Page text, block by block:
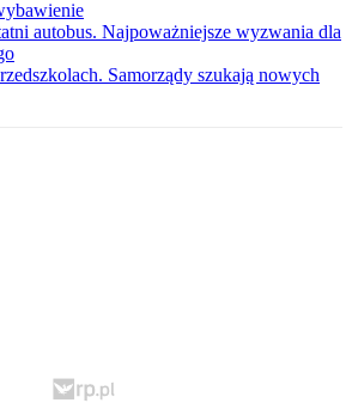
autobus. Najpoważniejsze wyzwania dla
Samorządy szukają nowych